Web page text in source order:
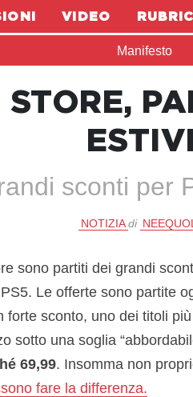
VIDEO
Manifesto
ESTIVI
sconti per
NOTIZIA di
sono partiti dei grandi
Le offerte sono partite
forte sconto, uno dei titoli
sotto una soglia
69,99. Insomma non
fare la differenza.